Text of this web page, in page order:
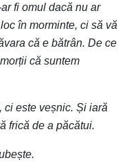
fi omul dacă nu ar
în morminte, ci să vă
că e bătrân. De ce
că suntem
ci este veșnic. Și iară
frică de a păcătui.